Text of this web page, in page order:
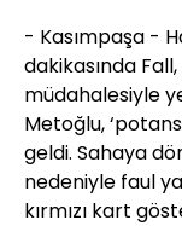
- Kasımpaşa -
dakikasında
müdahalesiyle
Metoğlu,
geldi. Sahaya
nedeniyle faul
kırmızı kart